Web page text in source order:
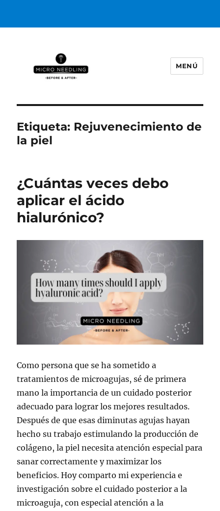
MENÚ
Etiqueta: Rejuvenecimiento de
la piel
¿Cuántas veces debo
aplicar el ácido
hialurónico?
Como persona que se ha sometido a
tratamientos de microagujas, sé de primera
mano la importancia de un cuidado posterior
adecuado para lograr los mejores resultados.
Después de que esas diminutas agujas hayan
hecho su trabajo estimulando la producción de
colágeno, la piel necesita atención especial para
sanar correctamente y maximizar los
beneficios. Hoy comparto mi experiencia e
investigación sobre el cuidado posterior a la
microaguja, con especial atención a la